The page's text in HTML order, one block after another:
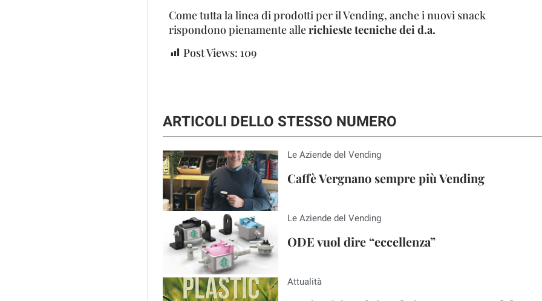
Come tutta la linea di prodotti per il Vending, anche i nuovi snack
rispondono pienamente allerichieste tecniche dei d.a.
Post Views: 109
ARTICOLI DELLO STESSO NUMERO
Le Aziende del Vending
Caffè Vergnano sempre più Vending
Le Aziende del Vending
ODE vuol dire “eccellenza”
Attualità